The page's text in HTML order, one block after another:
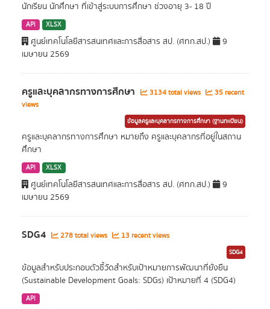
นักเรียน นักศึกษา ที่เข้าสู่ระบบการศึกษา ช่วงอายุ 3- 18 ปี
API XLSX
ศูนย์เทคโนโลยีสารสนเทศและการสื่อสาร สป. (ศทก.สป.)
9
เมษายน 2569
ครูและบุคลากรทางการศึกษา 3134 total views
35 recent
views
ข้อมูลครูและบุคลากรทางการศึกษา (ฐานทะเบียน)
ครูและบุคลากรทางการศึกษา หมายถึง ครูและบุคลากรที่อยู่ในสถาน
ศึกษา
API XLSX
ศูนย์เทคโนโลยีสารสนเทศและการสื่อสาร สป. (ศทก.สป.)
9
เมษายน 2569
SDG4 278 total views 13 recent views
SDG4
ข้อมูลสำหรับประกอบตัวชี้วัดสำหรับเป้าหมายการพัฒนาที่ยั่งยืน
(Sustainable Development Goals: SDGs) เป้าหมายที่ 4 (SDG4)
API